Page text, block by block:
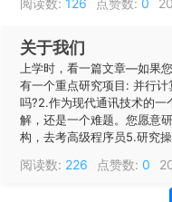
阅读数: 126 点赞数: 0
关于我们
上学时，看一篇文章—如果
有一个重点研究项目: 并行
吗?2.作为现代通讯技术的一
解，还是一个难题。您愿意
构，去考高级程序员5.研究
阅读数: 226 点赞数: 0